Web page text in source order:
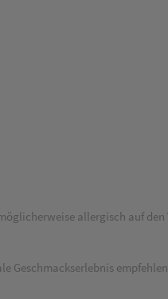
allergisch auf
Geschmackserlebnis